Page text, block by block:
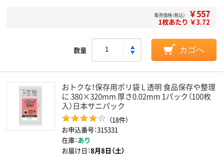
販売価格（税込） ￥557
1枚あたり ￥3.72
数量 カゴへ
おトクな！保存用ポリ袋 L 透明 食品保存や整理
に 380×320mm 厚さ0.02mm 1パック（100枚
入）日本サニパック
（18件）
お申込番号：315331
在庫：あり
お届け日：8月8日（土）